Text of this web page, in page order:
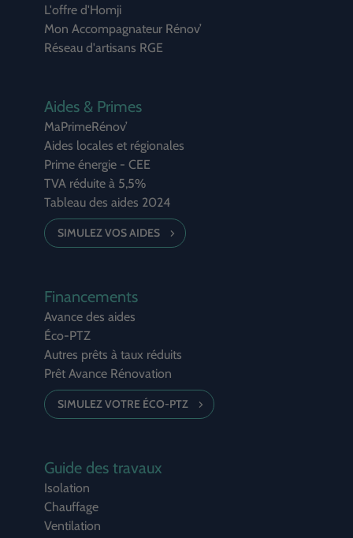
L'offre d'Homji
Mon Accompagnateur Rénov’
Réseau d'artisans RGE
Aides & Primes
MaPrimeRénov’
Aides locales et régionales
Prime énergie - CEE
TVA réduite à 5,5%
Tableau des aides 2024
SIMULEZ VOS AIDES
Financements
Avance des aides
Éco-PTZ
Autres prêts à taux réduits
Prêt Avance Rénovation
SIMULEZ VOTRE ÉCO-PTZ
Guide des travaux
Isolation
Chauffage
Ventilation